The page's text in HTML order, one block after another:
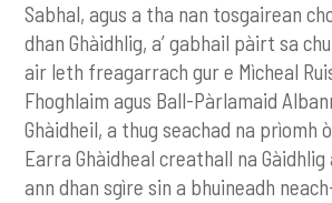
Sabhal, agus a tha nan tosgairean
dhan Ghàidhlig, a’ gabhail pàirt sa
air leth freagarrach gur e Mìcheal
Fhoghlaim agus Ball-Pàrlamaid
Ghàidheil, a thug seachad na prìomh
Earra Ghàidheal creathall na Gàidhlig
ann dhan sgìre sin a bhuineadh